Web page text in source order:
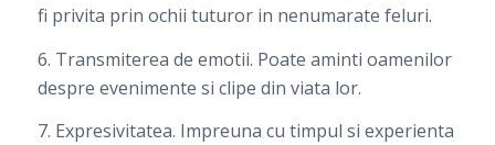
fi privita prin ochii tuturor in nenumarate feluri.
6. Transmiterea de emotii. Poate aminti oamenilor
despre evenimente si clipe din viata lor.
7. Expresivitatea. Impreuna cu timpul si experienta